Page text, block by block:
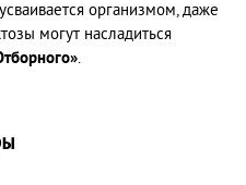
организмом, даже
могут насладиться
.